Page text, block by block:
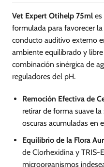
Vet Expert Otihelp 75ml
formulada para favorecer
conducto auditivo externo
ambiente equilibrado y
combinación sinérgica de
reguladores del pH.
Remoción Efectiva de
retirar de forma suave la
oscuras acumuladas en
Equilibrio de la Flora
de Clorhexidina y TRIS-
microorganismos